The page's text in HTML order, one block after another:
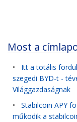
Most a
• Itt a totális
szegedi BYD-t -
Világgazdaságnak
• Stabilcoin APY
működik a